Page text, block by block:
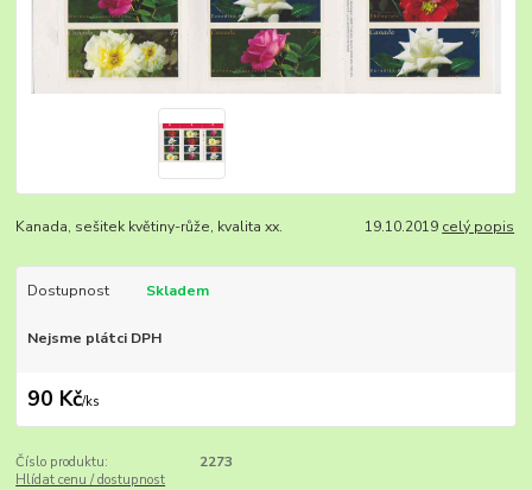
Kanada, sešitek květiny-růže, kvalita xx. 19.10.2019 celý popis
Dostupnost Skladem
Nejsme plátci DPH
90 Kč/ks
Číslo produktu:
2273
Hlídat cenu / dostupnost